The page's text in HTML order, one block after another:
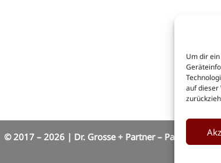
Um dir
auf dieser
© 2017 – 2026 | Dr. Grosse + Partner –